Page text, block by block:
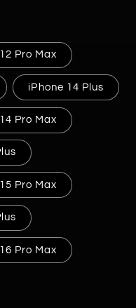
Pro Max
iPhone 14 Plus
Pro Max
Pro Max
Pro Max